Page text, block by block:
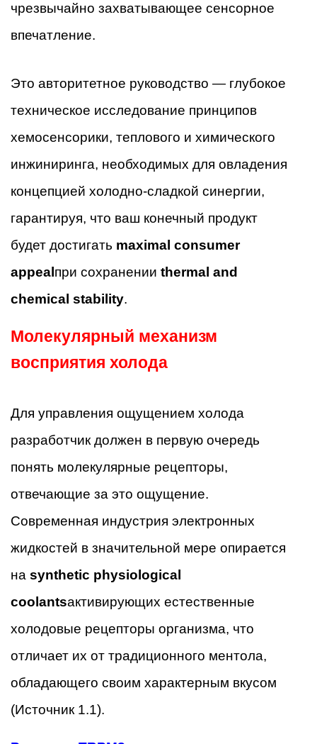
чрезвычайно захватывающее сенсорное
впечатление.
Это авторитетное руководство — глубокое
техническое исследование принципов
хемосенсорики, теплового и химического
инжиниринга, необходимых для овладения
концепцией холодно-сладкой синергии,
гарантируя, что ваш конечный продукт
будет достигать maximal consumer
appeal при сохранении thermal and
chemical stability.
Молекулярный механизм
восприятия холода
Для управления ощущением холода
разработчик должен в первую очередь
понять молекулярные рецепторы,
отвечающие за это ощущение.
Современная индустрия электронных
жидкостей в значительной мере опирается
на synthetic physiological
coolantsактивирующих естественные
холодовые рецепторы организма, что
отличает их от традиционного ментола,
обладающего своим характерным вкусом
(Источник 1.1).